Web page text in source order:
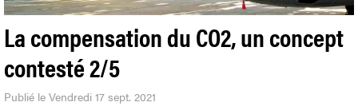
La compensation du CO2, un concept
contesté 2/5
Publié le Vendredi 17 sept. 2021